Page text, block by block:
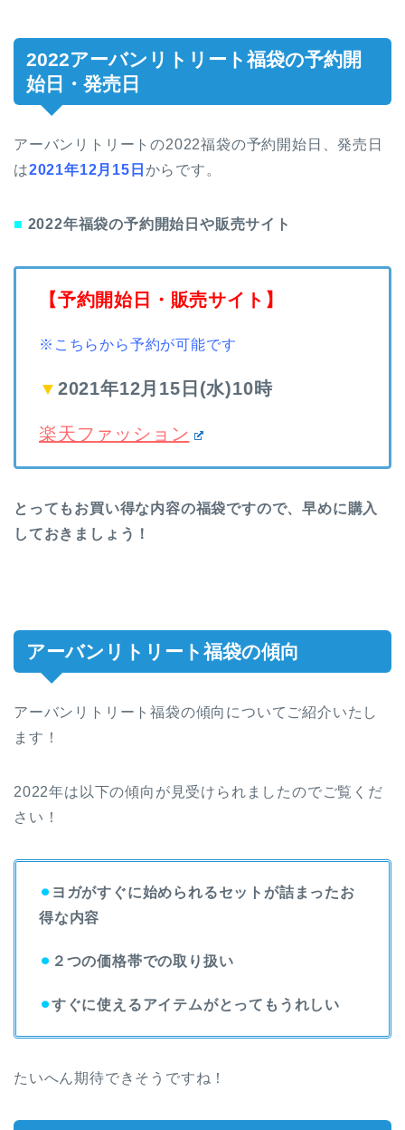
2022アーバンリトリート福袋の予約開
始日・発売日
アーバンリトリートの2022福袋の予約開始日、発売日
は2021年12月15日 からです。
■ 2022年福袋の予約開始日や販売サイト
【予約開始日・販売サイト】
※こちらから予約が可能です
▼ 2021年12月15日(水)10時
楽天ファッション
とってもお買い得な内容の福袋ですので、早めに購入
しておきましょう！
アーバンリトリート福袋の傾向
アーバンリトリート福袋の傾向についてご紹介いたし
ます！
2022年は以下の傾向が見受けられましたのでご覧くだ
さい！
⚫︎ ヨガがすぐに始められるセットが詰まったお
得な内容
⚫︎ ２つの価格帯での取り扱い
⚫︎すぐに使えるアイテムがとってもうれしい
たいへん期待できそうですね！